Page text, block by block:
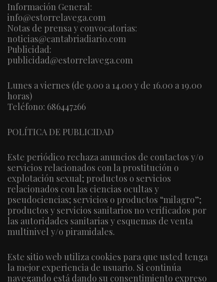
Información General:
info@estorrelavega.com
Notas de prensa y convocatorias:
noticias@cantabriadiario.com
Publicidad:
publicidad@estorrelavega.com
Lunes a viernes (de 9.00 a 14.00 y de 16.00 a 19.00
horas)
Teléfono: 686447266
POLÍTICA DE PUBLICIDAD
Este periódico rechaza anuncios de contactos y/o
servicios relacionados con la prostitución o
explotación sexual; productos o servicios
relacionados con las ciencias ocultas y
pseudociencias; servicios o productos “milagro”;
productos y servicios sanitarios no verificados por
las autoridades sanitarias y esquemas de venta
multinivel y/o piramidales.
Este sitio web utiliza cookies para que usted tenga
la mejor experiencia de usuario. Si continúa
navegando está dando su consentimiento expreso